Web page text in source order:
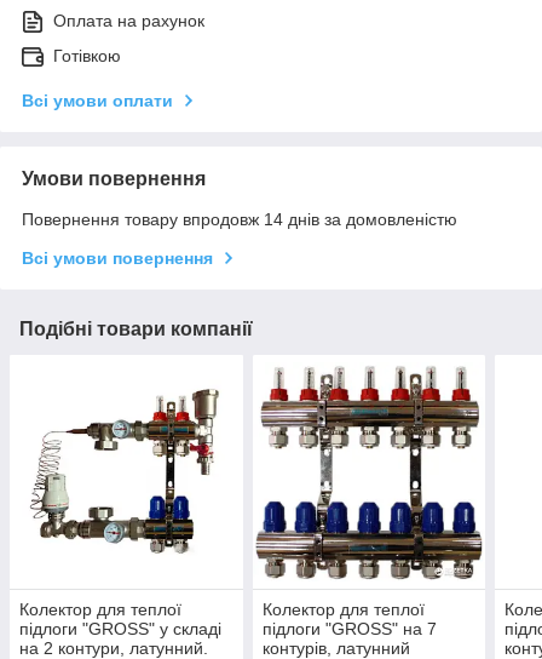
Оплата на рахунок
Готівкою
Всі умови оплати
Умови повернення
Повернення товару впродовж 14 днів за домовленістю
Всі умови повернення
Подібні товари компанії
Колектор для теплої
підлоги "GROSS" у складі
на 2 контури, латунний.
Колектор для теплої
підлоги "GROSS" на 7
контурів, латунний